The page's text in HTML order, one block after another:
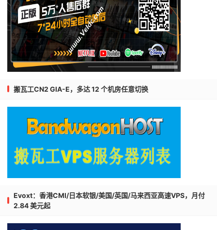
搬瓦工CN2 GIA-E，多达 12 个机房任意切换
Evoxt：香港CMI/日本软银/美国/英国/马来西亚高速VPS，月付
2.84 美元起